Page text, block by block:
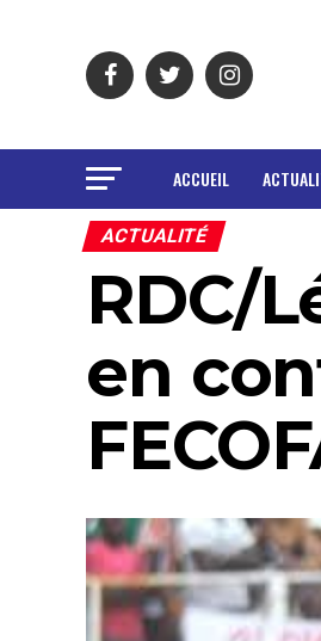
ACCUEIL
ACTUALITÉ
RDC/
en